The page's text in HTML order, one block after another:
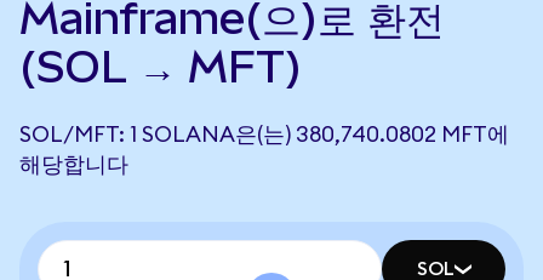
Mainframe(으)로 환전
(SOL → MFT)
SOL/MFT: 1 SOLANA은(는) 380,740.0802 MFT에
해당합니다
SOL